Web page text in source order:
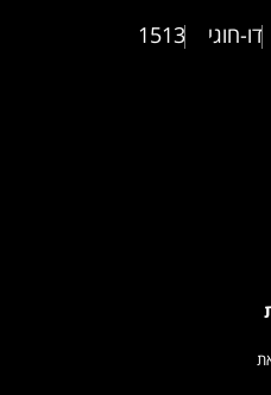
דו-חוגי 1513